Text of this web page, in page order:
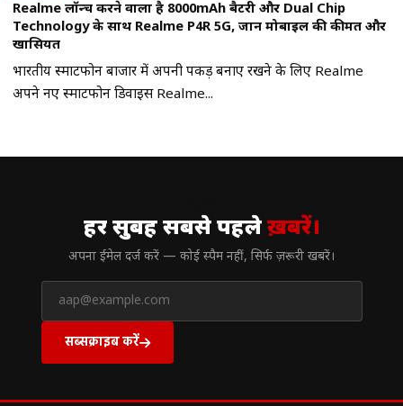
Realme लॉन्च करने वाला है 8000mAh बैटरी और Dual Chip
Technology के साथ Realme P4R 5G, जानें मोबाइल की कीमत और
खासियत
भारतीय स्मार्टफोन बाजार में अपनी पकड़ बनाए रखने के लिए Realme
अपने नए स्मार्टफोन डिवाइस Realme...
हर सुबह सबसे पहलेख़बरें।
अपना ईमेल दर्ज करें — कोई स्पैम नहीं, सिर्फ ज़रूरी खबरें।
सब्सक्राइब करें